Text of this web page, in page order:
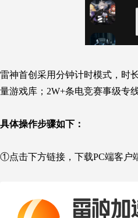
雷神首创采用分钟计时模式，时
量游戏库；2W+条电竞赛事级专
具体操作步骤如下：
①点击下方链接， 下载PC端客户
雷神加